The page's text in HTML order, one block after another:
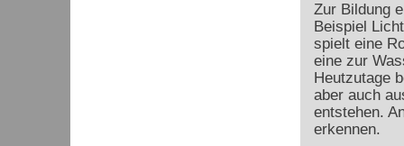
Zur Bildung
Beispiel
spielt eine
eine zur
Heutzutage
aber auch
entstehen.
erkennen.